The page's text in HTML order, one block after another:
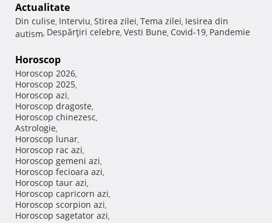
Actualitate
Din culise, Interviu, Stirea zilei, Tema zilei, Iesirea din
autism, Despărţiri celebre, Vesti Bune, Covid-19, Pandemie
Horoscop
Horoscop 2026,
Horoscop 2025,
Horoscop azi,
Horoscop dragoste,
Horoscop chinezesc,
Astrologie,
Horoscop lunar,
Horoscop rac azi,
Horoscop gemeni azi,
Horoscop fecioara azi,
Horoscop taur azi,
Horoscop capricorn azi,
Horoscop scorpion azi,
Horoscop sagetator azi,